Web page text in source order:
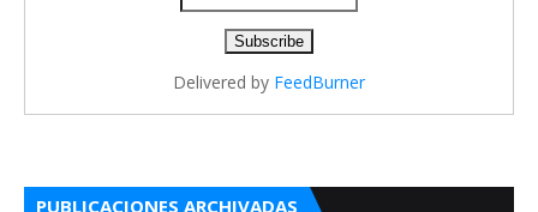
Delivered by FeedBurner
PUBLICACIONES ARCHIVADAS